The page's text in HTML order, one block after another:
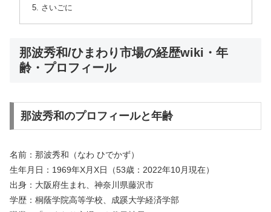
さいごに
那波秀和/ひまわり市場の経歴wiki・年
齢・プロフィール
那波秀和のプロフィールと年齢
名前：那波秀和（なわ ひでかず）
生年月日：1969年X月X日（53歳：2022年10月現在）
出身：大阪府生まれ、神奈川県藤沢市
学歴：桐蔭学院高等学校、成蹊大学経済学部